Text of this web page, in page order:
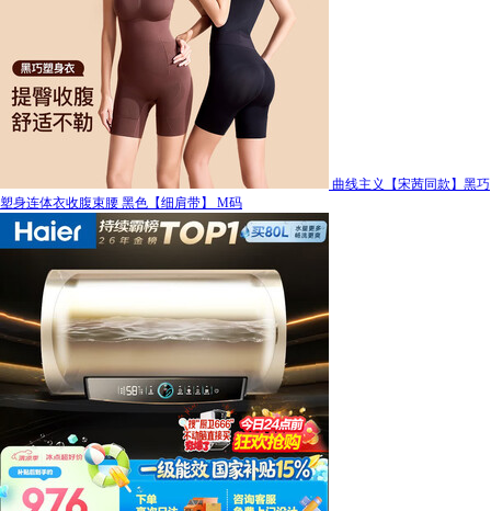
曲线主义【宋茜同款】黑巧
塑身连体衣收腹束腰 黑色【细肩带】 M码